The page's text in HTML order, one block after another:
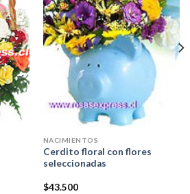
NACIMIENTOS
Cerdito floral con flores
seleccionadas
$43.500